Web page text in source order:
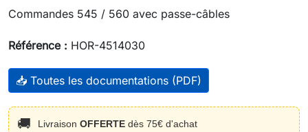
Commandes 545 / 560 avec passe-câbles
Référence : HOR-4514030
📥 Toutes les documentations (PDF)
🚚 Livraison OFFERTE dès 75€ d'achat